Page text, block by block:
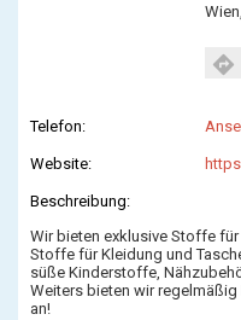
directions
Telefon:
Website:
Beschreibung:
Wir bieten exklusive Stoffe
Stoffe für Kleidung und
süße Kinderstoffe,
Weiters bieten wir
an!